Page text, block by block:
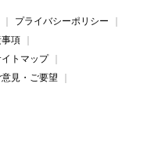
プライバシーポリシー
項
トマップ
意見・ご要望